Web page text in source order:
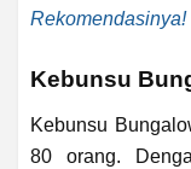
Rekomendasinya!
Kebunsu
Kebunsu
80 orang.